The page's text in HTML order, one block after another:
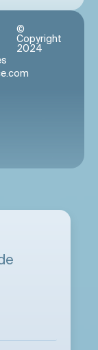
©
Copyright
2024